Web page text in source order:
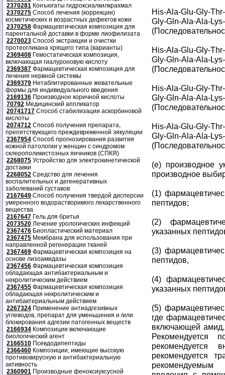
2370281 Конъюгаты гидроксиалкилкрахмал
2370275 Способ лечения (коррекции)
косметических и возрастных дефектов кожи
2370258 Фармацевтическая композиция для
парентальной доставки в форме лиофилизата
2270023 Способ экстракции и очистки
протеогликана хрящего типа (варианты)
2369408 Гемостатическая композиция,
включающая гиалуроновую кислоту
2369387 Фармацевтическая композиция для
лечения нервной системы
2369379 Нетаблитированные жевательные
формы для индивидуального введения
2169136 Производное коричной кислоты
70792 Медицинский аппликатор
20741717 Способ стабилизации аскорбиновой
кислоты
2074712 Способ получения препарата,
препятствующего преждевременной эякуляции
2367954 Способ прогнозирования развития
кожной патологии у женщин с синдромом
склерополикистозных яичников (СПКЯ)
2268075 Устройство для электрокинетической
доставки
2268052 Средство для лечения
воспалительных и дегенеративных
заболеваний суставов
2167649 Способ получения твердой дисперсии
умеренного водорастворимого лекарственного
вещества
2167647 Гель для бритья
2073520 Лечение урологических инфекций
2367476 Биопластический материал
2367475 Мембрана для использования при
направленной регенерации тканей
2367469 Фармацевтическая композиция на
основе лизоамидазы
2367456 Фармацевтическая композиция
обладающая антибактериальным и
некролитическим действием
2367455 Фармацевтическая композиция
обладающая некролитическим и
антибактериальным действием
2267324 Применение антиадгезивных
углеводов, препарат для уменьшения и /или
блокирования адгезии патогенных веществ
2166934 Композиции включающие
биологический агент
2166510 Псевдодипептиды
2366460 Композиции, имеющие высокую
противовирусную и антибактериальную
активность
2360901 Производные феноксиуксусной
His-Ala-Glu-Gly-
Gly-Gln-Ala-Ala-
His-Ala-Glu-Gly-
Gly-Gln-Ala-Ala-
His-Ala-Glu-Gly-
Gly-Gln-Ala-Ala-
His-Ala-Glu-Gly-
Gly-Gln-Ala-Ala-
(e) производное
производное
(1)
пептидов;
(2)
указанных
(3)
пептидов,
(4)
указанных
(5)
где
включающей
Рекомендуется
рекомендуется
рекомендуется
рекомендуемым